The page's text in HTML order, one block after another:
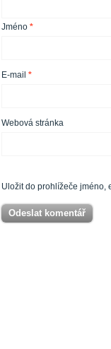
Jméno *
E-mail *
Webová stránka
Uložit do prohlížeče jméno,